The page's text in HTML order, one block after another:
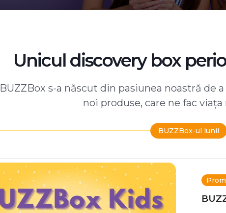
Unicul discovery box
BUZZBox s-a născut din pasiunea noastră de
noi produse, care ne fac
BUZZBox-ul lunii